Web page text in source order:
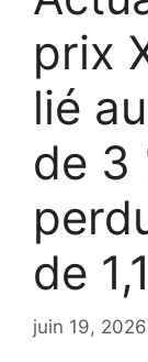
prix
lié
de 3
de
juin 19, 2026